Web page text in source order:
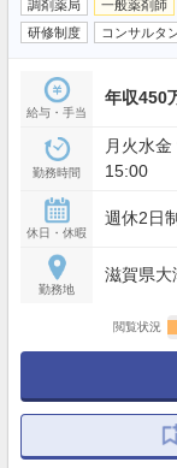
調剤薬局 一般薬剤師
研修制度
コンサルタ
給与・手当
年収450
勤務時間
月火水
15:00
休日・休暇
週休2日
勤務地
滋賀県大
閲覧状況